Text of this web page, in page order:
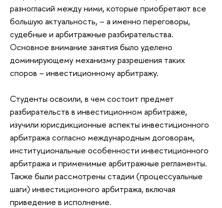
разногласий между ними, которые приобретают все
большую актуальность, – а именно переговоры,
судебные и арбитражные разбирательства.
Основное внимание занятия было уделено
доминирующему механизму разрешения таких
споров – инвестиционному арбитражу.
Студенты освоили, в чем состоит предмет
разбирательств в инвестиционном арбитраже,
изучили юрисдикционные аспекты инвестиционного
арбитража согласно международным договорам,
институциональные особенности инвестиционного
арбитража и применимые арбитражные регламенты.
Также были рассмотрены стадии (процессуальные
шаги) инвестиционного арбитража, включая
приведение в исполнение.